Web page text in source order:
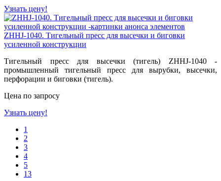
Узнать цену!
ZHHJ-1040. Тигельный пресс для высечки и биговки
усиленной конструкции
Тигельный пресс для высечки (тигель) ZHHJ-1040 -
промышленный тигельный пресс для вырубки, высечки,
перфорации и биговки (тигель).
Цена по запросу
Узнать цену!
1
2
3
4
5
13